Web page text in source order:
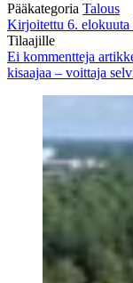
Pääkategoria Talous
Kirjoitettu 6. elokuuta
Tilaajille
Ei kommentteja
kisaajaa – voittaja